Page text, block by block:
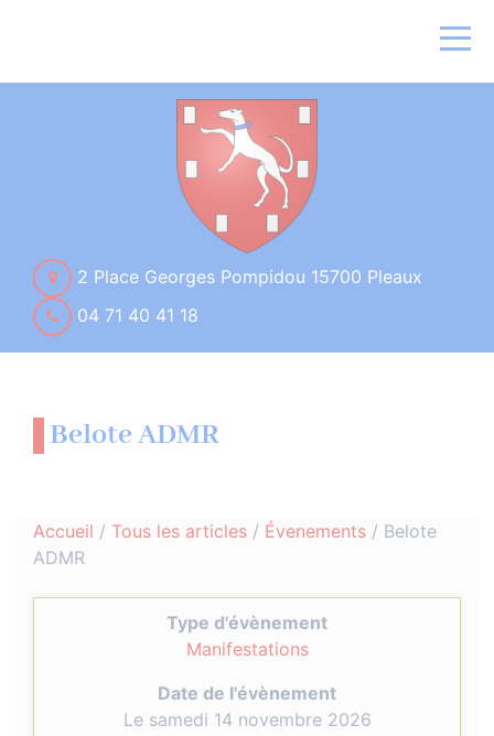
2 Place Georges Pompidou 15700 Pleaux
04 71 40 41 18
Belote ADMR
Accueil / Tous les articles / Évenements / Belote
ADMR
Type d'évènement
Manifestations
Date de l'évènement
Le samedi 14 novembre 2026